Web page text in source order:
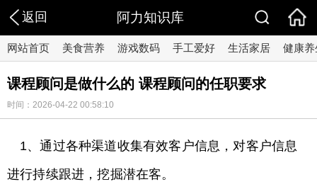
返回 阿力知识库
网站首页 美食营养 游戏数码 手工爱好 生活家居 健康养
课程顾问是做什么的 课程顾问的任职要求
时间：2026-04-22 00:58:10
1、通过各种渠道收集有效客户信息，对客户信息
进行持续跟进，挖掘潜在客。